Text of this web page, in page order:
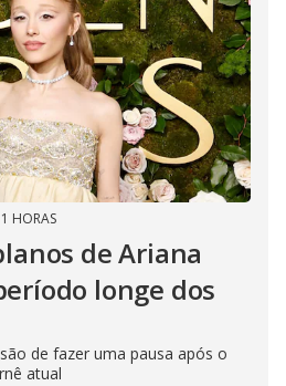
HORAS
de Ariana
longe dos
de fazer uma pausa após o
atual